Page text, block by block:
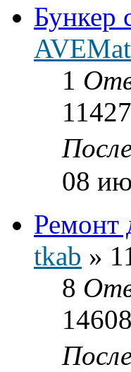
Бункер
1
11427
08
Ремонт
tkab »
8
14608